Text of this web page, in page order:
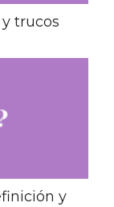
trucos
y